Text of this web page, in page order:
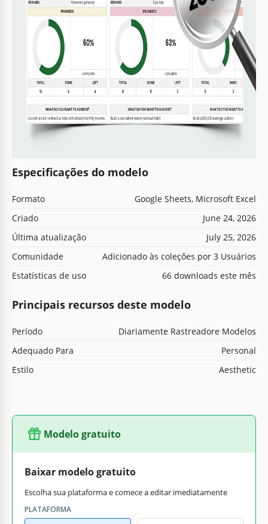
Especificações do modelo
Formato
Google Sheets, Microsoft Excel
Criado
June 24, 2026
Última atualização
July 25, 2026
Comunidade
Adicionado às coleções por 3 Usuários
Estatísticas de uso
66 downloads este mês
Principais recursos deste modelo
Período
Diariamente Rastreadore Modelos
Adequado Para
Personal
Estilo
Aesthetic
Modelo gratuito
Baixar modelo gratuito
Escolha sua plataforma e comece a editar imediatamente
PLATAFORMA